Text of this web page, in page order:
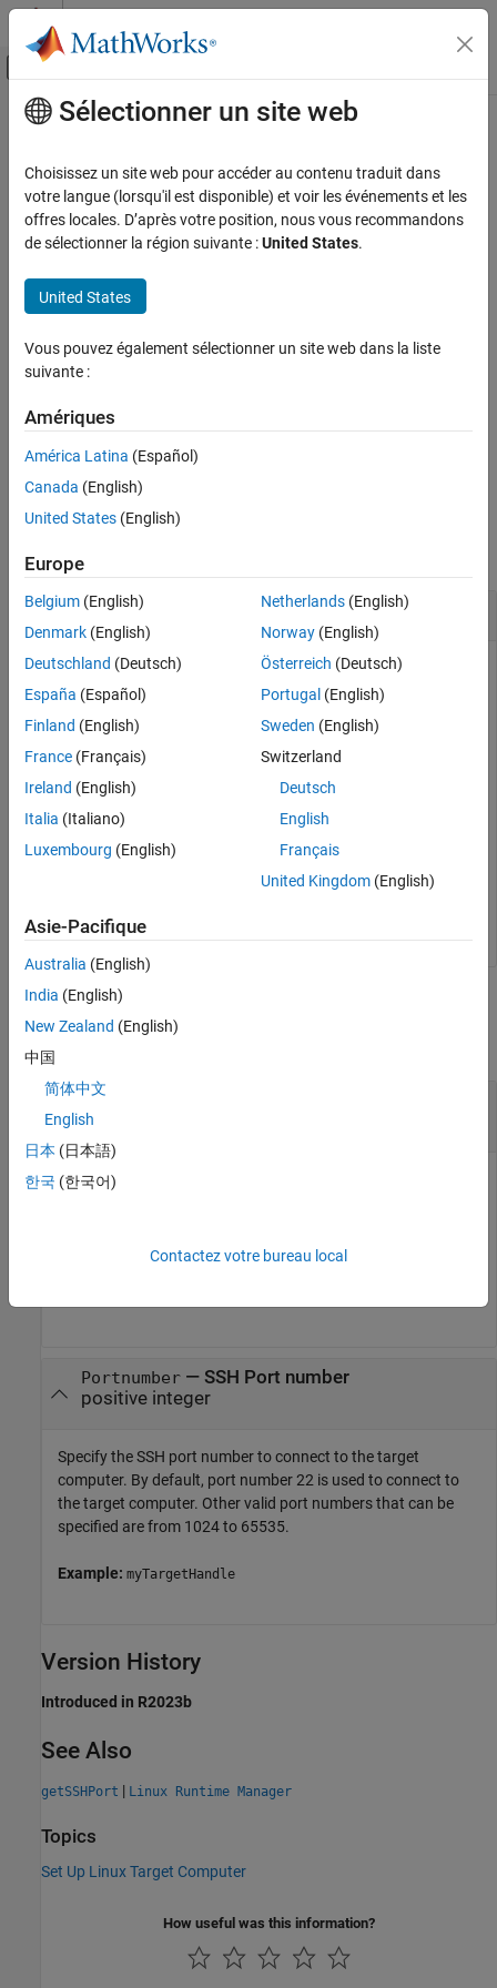
Passer au contenu
Activer/désactiver l'affichage du menu
Accueil de la documentation
Embedded Coder
Deployment, Integration, and Supported
Hardware
Applications
ON THIS PAGE
Description
Examples
See Also
Contenu principal
setSSHPort
Set SSH port number
Since R2023b
collapse all in page
Syntax
Description
to connect to the target computer.
example
Examples
Set Port Number
Create a target object and add a target with name
LinuxTarget1 containing user nameuser1and password
myPassword.
tg = tgs.addTarget(
"LinuxTarget1",
Set the port number.
Input Arguments
tg—
handle
Object represents a target computer. Use the object to
Portnumber—
SSH Port number
positive integer
Specify the SSH port number to connect to the target
computer. By default, port number 22 is used to connect to
the target computer. Other valid port numbers that can be
specified are from 1024 to 65535.
Example: myTargetHandle
Version History
Introduced in R2023b
See Also
getSSHPort | Linux Runtime Manager
Topics
Set Up Linux Target Computer
How useful was this information?
Sélectionner un site web
Choisissez un site web pour accéder au contenu traduit dans
votre langue (lorsqu'il est disponible) et voir les événements et les
offres locales. D’après votre position, nous vous recommandons
de sélectionner la région suivante :United States.
United States
Vous pouvez également sélectionner un site web dans la liste
suivante :
Amériques
América Latina (Español)
Canada (English)
United States (English)
Europe
Belgium (English)
Denmark (English)
Deutschland (Deutsch)
España (Español)
Finland (English)
France (Français)
Ireland (English)
Italia (Italiano)
Luxembourg (English)
Netherlands(English)
Norway(English)
Österreich (Deutsch)
Portugal (English)
Sweden (English)
Switzerland
Deutsch
English
Français
United Kingdom(English)
Asie-Pacifique
Australia (English)
India (English)
New Zealand (English)
中国
简体中文
English
日本 (日本語)
한국 (한국어)
Contactez votre bureau local